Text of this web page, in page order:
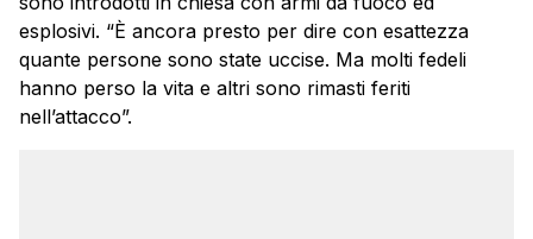
esplosivi. “È ancora presto per dire con esattezza
quante persone sono state uccise. Ma molti fedeli
hanno perso la vita e altri sono rimasti feriti
nell’attacco”.